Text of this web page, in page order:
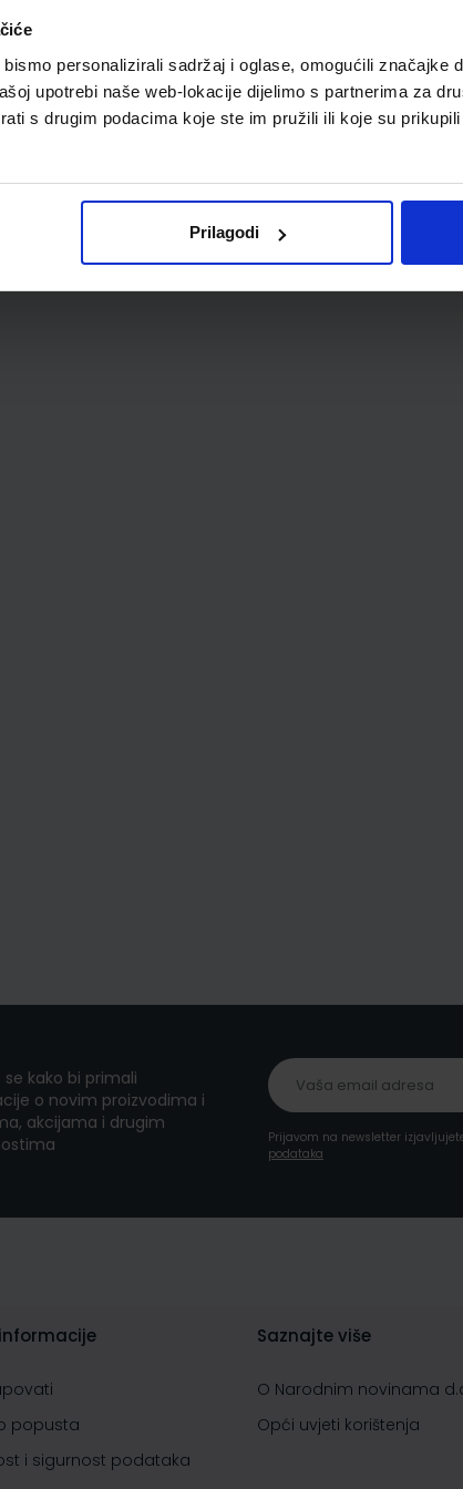
personalizirali sadržaj i oglase, omogućili značajke
upotrebi naše web-lokacije dijelimo s partnerima za
s drugim podacima koje ste im pružili ili koje su
Prilagodi
se kako bi primali
o novim proizvodima i
akcijama i drugim
Prijavom na newsletter
podataka
popusta
i sigurnost podataka
Saznajte više
O Narodnim novinama
Opći uvjeti korištenja